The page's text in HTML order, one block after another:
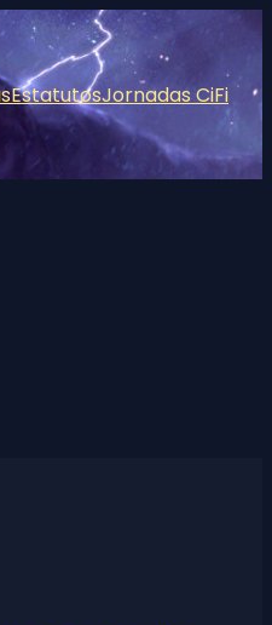
EstatutosJornadas CiFi